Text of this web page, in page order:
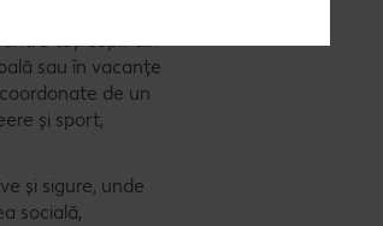
toți copiii din
sau în vacanțe
de un
și sport,
și sigure, unde
socială,